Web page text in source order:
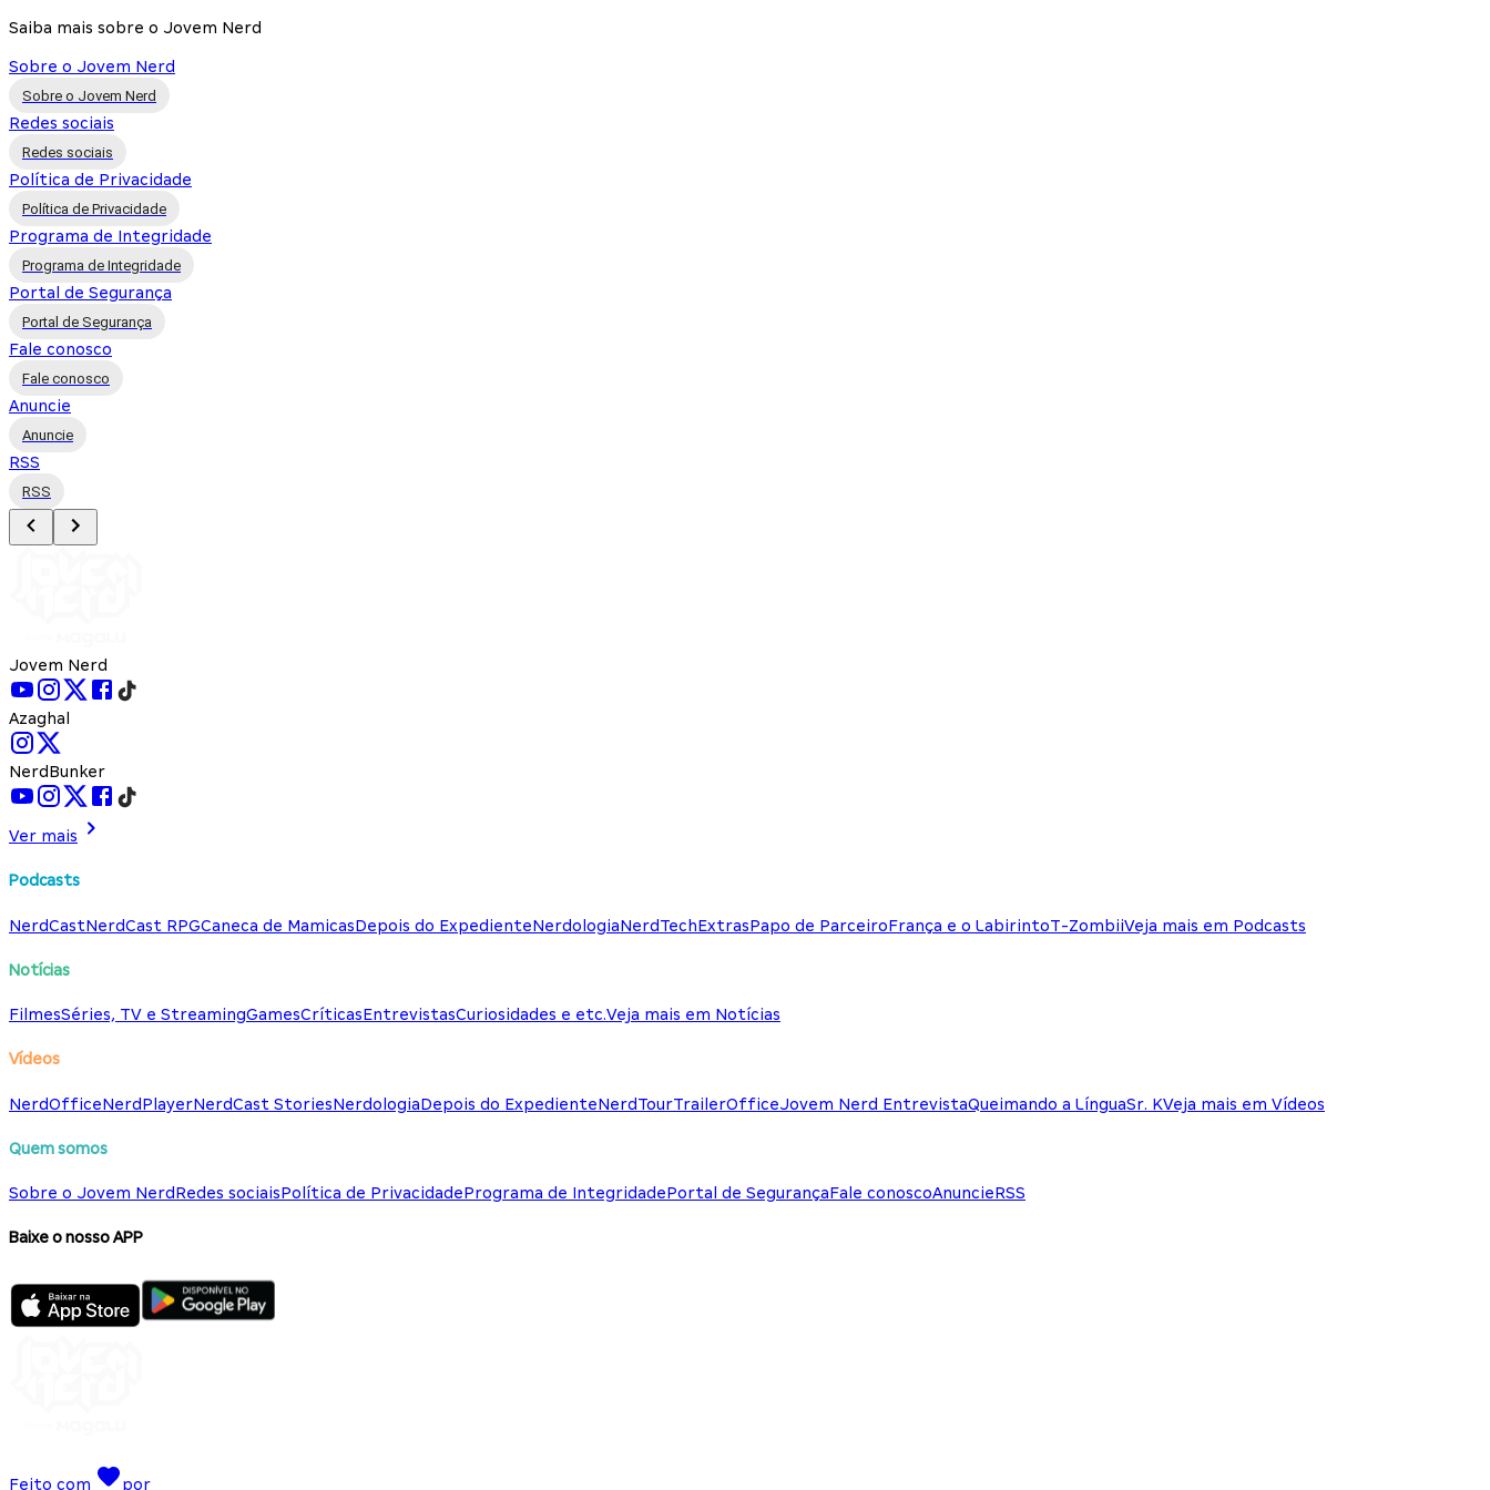
Saiba mais sobre o Jovem Nerd
Sobre o Jovem Nerd
Sobre o Jovem Nerd
Redes sociais
Redes sociais
Política de Privacidade
Política de Privacidade
Programa de Integridade
Programa de Integridade
Portal de Segurança
Portal de Segurança
Fale conosco
Fale conosco
Anuncie
Anuncie
RSS
RSS
Jovem Nerd
Azaghal
NerdBunker
Ver mais
Podcasts
NerdCastNerdCast RPGCaneca de MamicasDepois do ExpedienteNerdologiaNerdTechExtrasPapo de ParceiroFrança e o LabirintoT-ZombiiVeja mais em Podcasts
Notícias
FilmesSéries, TV e StreamingGamesCríticasEntrevistasCuriosidades e etc.Veja mais em Notícias
Vídeos
NerdOfficeNerdPlayerNerdCast StoriesNerdologiaDepois do ExpedienteNerdTourTrailerOfficeJovem Nerd EntrevistaQueimando a LínguaSr. KVeja mais em Vídeos
Quem somos
Sobre o Jovem NerdRedes sociaisPolítica de PrivacidadePrograma de IntegridadePortal de SegurançaFale conoscoAnuncieRSS
Baixe o nosso APP
Feito com por